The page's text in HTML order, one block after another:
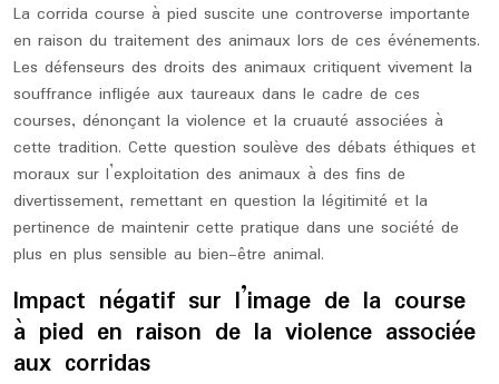
La corrida course à pied suscite une controverse importante
en raison du traitement des animaux lors de ces événements.
Les défenseurs des droits des animaux critiquent vivement la
souffrance infligée aux taureaux dans le cadre de ces
courses, dénonçant la violence et la cruauté associées à
cette tradition. Cette question soulève des débats éthiques et
moraux sur l’exploitation des animaux à des fins de
divertissement, remettant en question la légitimité et la
pertinence de maintenir cette pratique dans une société de
plus en plus sensible au bien-être animal.
Impact négatif sur l’image de la course
à pied en raison de la violence associée
aux corridas